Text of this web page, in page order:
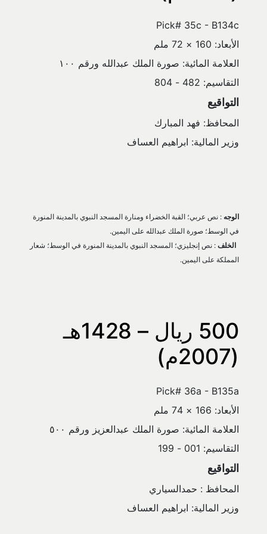
Pick# 35c - B134c
الأبعاد: 160 × 72 ملم
العلامة المائية: صورة الملك عبدالله ورقم ١٠٠
التقاسيم: 482 - 804
التواقيع
المحافظ: فهد المبارك
وزير المالية: ابراهيم العساف
الوجه
في الوسط؛ صورة الملك عبدالله على اليمين.
الخلف
المملكة على اليمين.
500 ريال – 1428هـ
(2007م)
Pick# 36a - B135a
الأبعاد: 166 × 74 ملم
العلامة المائية: صورة الملك عبدالعزيز ورقم ٥٠٠
التقاسيم: 001 - 199
التواقيع
المحافظ : حمدالسياري
وزير المالية: ابراهيم العساف